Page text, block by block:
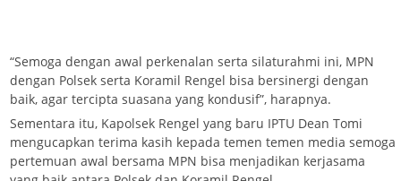
“Semoga dengan awal perkenalan serta silaturahmi ini, MPN
dengan Polsek serta Koramil Rengel bisa bersinergi dengan
baik, agar tercipta suasana yang kondusif”, harapnya.
Sementara itu, Kapolsek Rengel yang baru IPTU Dean Tomi
mengucapkan terima kasih kepada temen temen media semoga
pertemuan awal bersama MPN bisa menjadikan kerjasama